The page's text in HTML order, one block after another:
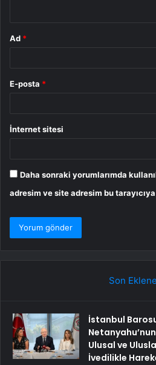
Ad *
E-posta *
İnternet sitesi
Daha sonraki yorumlarımda
adresim ve site adresim bu
Son
İstanbul
Ulusal ve
İvedilikle